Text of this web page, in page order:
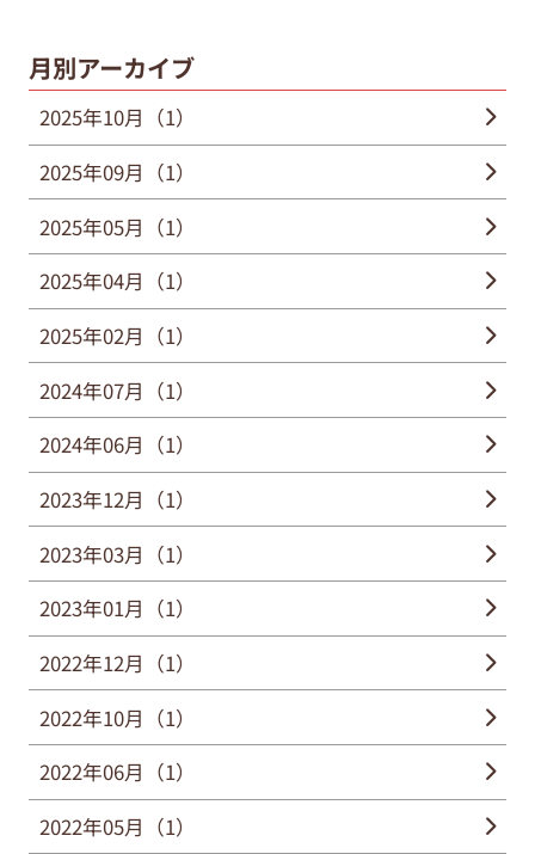
月別アーカイブ
2025年10月（1）
2025年09月（1）
2025年05月（1）
2025年04月（1）
2025年02月（1）
2024年07月（1）
2024年06月（1）
2023年12月（1）
2023年03月（1）
2023年01月（1）
2022年12月（1）
2022年10月（1）
2022年06月（1）
2022年05月（1）